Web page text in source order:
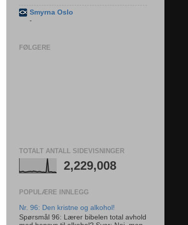
Smyrna Oslo
-
FØLGERE
TOTALT ANTALL SIDEVISNINGER
2,229,008
POPULÆRE INNLEGG
Nr. 96: Den kristne og alkohol!
Spørsmål 96: Lærer bibelen total avhold